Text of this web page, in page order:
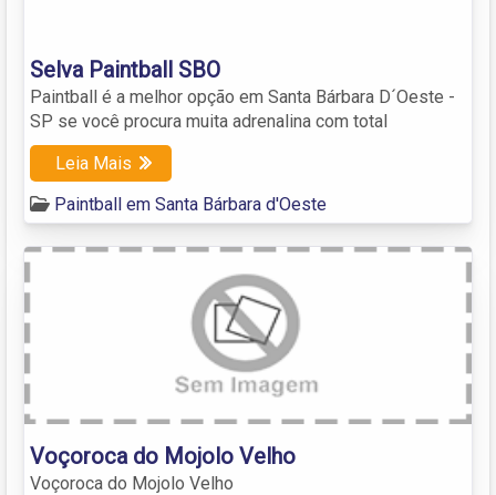
Selva Paintball SBO
Paintball é a melhor opção em Santa Bárbara D´Oeste -
SP se você procura muita adrenalina com total
Leia Mais
Paintball em Santa Bárbara d'Oeste
Voçoroca do Mojolo Velho
Voçoroca do Mojolo Velho